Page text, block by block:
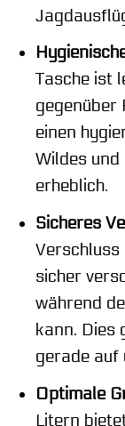
Tasche ist
gegenüber
einen
Wildes
erheblich.
Sicheres
sicher
während
kann. Dies
gerade auf
Optimale
Litern